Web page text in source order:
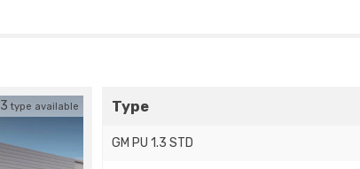
3type available Type
GM PU 1.3 STD